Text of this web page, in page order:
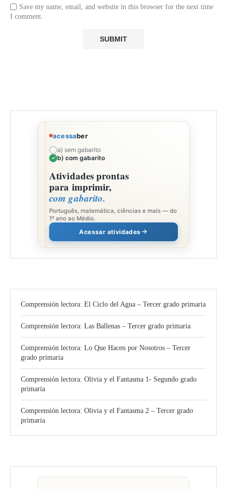
Save my name, email, and website in this browser for the next time
I comment.
acessaber
a) sem gabarito
b) com gabarito
Atividades prontas
para imprimir,
com gabarito.
Português, matemática, ciências e mais — do
1º ano ao Médio.
Acessar atividades
Comprensión lectora: El Ciclo del Agua – Tercer grado primaria
Comprensión lectora: Las Ballenas – Tercer grado primaria
Comprensión lectora: Lo Que Hacen por Nosotros – Tercer
grado primaria
Comprensión lectora: Olivia y el Fantasma 1- Segundo grado
primaria
Comprensión lectora: Olivia y el Fantasma 2 – Tercer grado
primaria